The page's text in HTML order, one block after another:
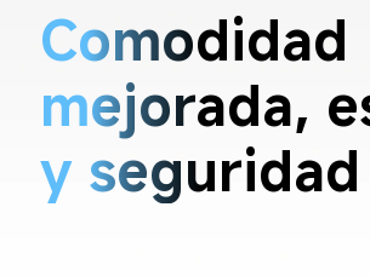
Comodidad
mejorada,
y seguridad